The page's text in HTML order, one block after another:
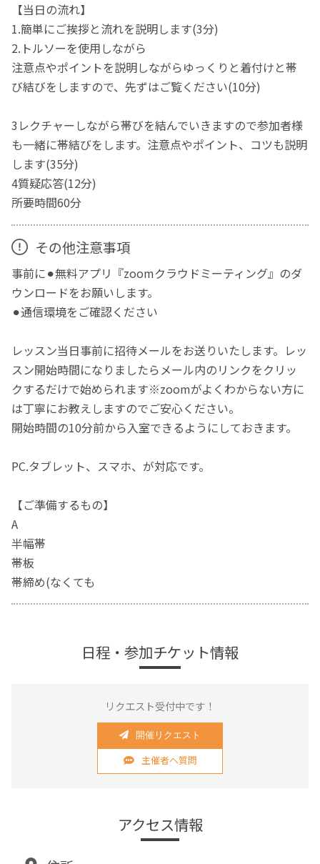
【当日の流れ】
1.簡単にご挨拶と流れを説明します(3分)
2.トルソーを使用しながら
注意点やポイントを説明しながらゆっくりと着付けと帯
び結びをしますので、先ずはご覧ください(10分)
3レクチャーしながら帯びを結んでいきますので参加者様
も一緒に帯結びをします。注意点やポイント、コツも説明
します(35分)
4質疑応答(12分)
所要時間60分
その他注意事項
事前に⚫︎無料アプリ『zoomクラウドミーティング』のダ
ウンロードをお願いします。
⚫︎通信環境をご確認ください
レッスン当日事前に招待メールをお送りいたします。レッ
スン開始時間になりましたらメール内のリンクをクリッ
クするだけで始められます※zoomがよくわからない方に
は丁寧にお教えしますのでご安心ください。
開始時間の10分前から入室できるようにしておきます。
PC.タブレット、スマホ、が対応です。
【ご準備するもの】
A
半幅帯
帯板
帯締め(なくても
日程・参加チケット情報
リクエスト受付中です！
開催リクエスト
主催者へ質問
アクセス情報